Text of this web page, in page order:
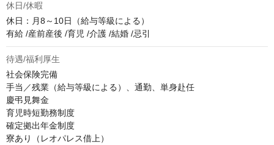
休日/休暇
休日：月8～10日（給与等級による）
有給 /産前産後 /育児 /介護 /結婚 /忌引
待遇/福利厚生
社会保険完備
手当／残業（給与等級による）、通勤、単身赴任
慶弔見舞金
育児時短勤務制度
確定拠出年金制度
寮あり（レオパレス借上）